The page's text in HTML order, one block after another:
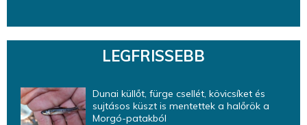
LEGFRISSEBB
Dunai küllőt, fürge csellét, kövicsíket és
sujtásos küszt is mentettek a halőrök a
Morgó-patakból